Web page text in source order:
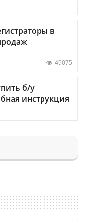
в
49075
б/у
инструкция